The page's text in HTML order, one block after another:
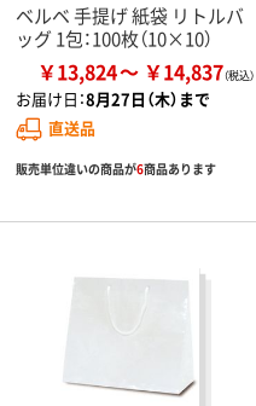
ベルベ 手提げ 紙袋 リトルバ
ッグ 1包：100枚（10×10）
￥13,824 ￥14,837
お届け日：8月27日（木）まで
直送品
販売単位違いの商品が6商品あります